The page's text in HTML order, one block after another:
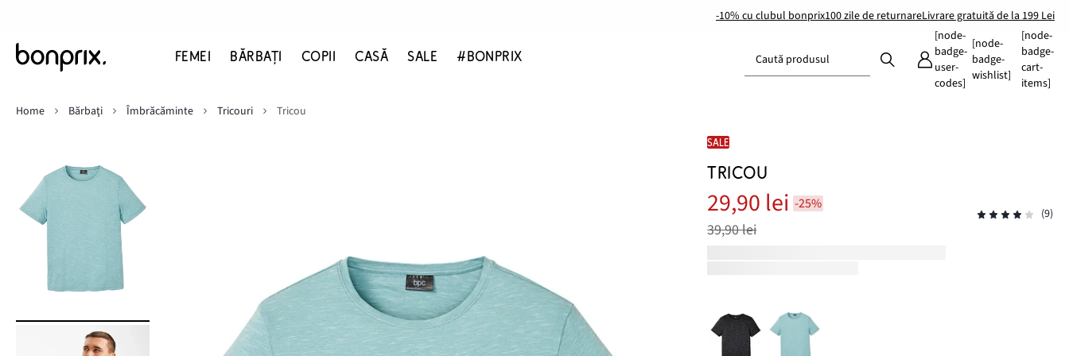
-10% cu clubul bonprix100 zile de returnareLivrare gratuită de la 199 Lei
FEMEI BĂRBAŢI COPII CASĂ SALE #BONPRIX Caută produsul
[node-
badge-
user-
codes]
[node-
badge-
wishlist]
[node-
badge-
cart-
items]
Home
Bărbaţi Îmbrăcăminte Tricouri Tricou
SALE
TRICOU
29,90 lei -25%
39,90 lei
(9)